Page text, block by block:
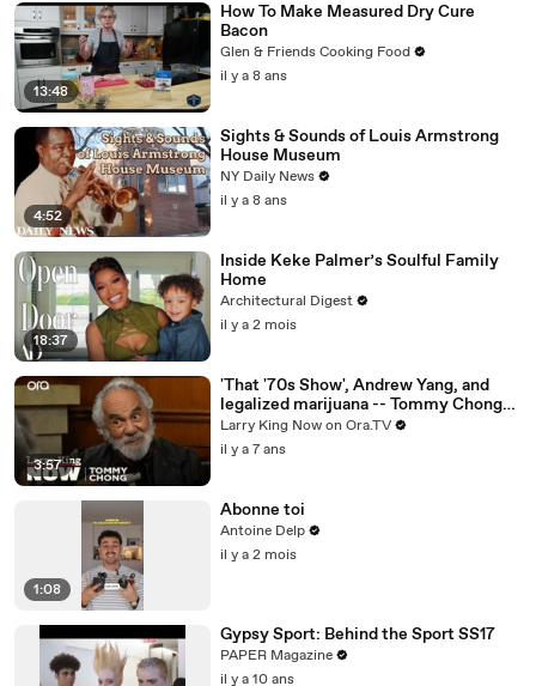
13:48
How To Make Measured Dry Cure
Bacon
Glen & Friends Cooking Food
il y a 8 ans
4:52
Sights & Sounds of Louis Armstrong
House Museum
NY Daily News
il y a 8 ans
18:37
Inside Keke Palmer’s Soulful Family
Home
Architectural Digest
il y a 2 mois
3:57
'That '70s Show', Andrew Yang, and
legalized marijuana -- Tommy Chong
answers your social media questions
Larry King Now on Ora.TV
il y a 7 ans
1:08
Abonne toi
Antoine Delp
il y a 2 mois
Gypsy Sport: Behind the Sport SS17
PAPER Magazine
il y a 10 ans